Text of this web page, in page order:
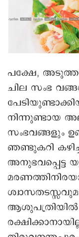
പക്ഷേ,
ചില സംഭ
നിന്നുണ്ടായ
സംഭവങ്ങളും
ഞണ്ടുകറി
ആശുപത്രിയിൽ